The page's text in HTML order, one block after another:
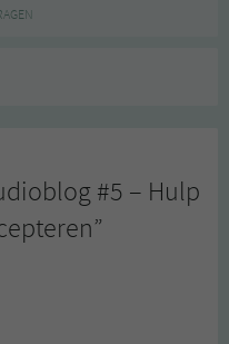
#5 – Hulp
”